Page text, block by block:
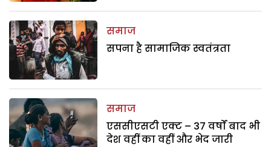
समाज
सपना है सामाजिक स्वतंत्रता
समाज
एससीएसटी एक्ट – 37 वर्षों बाद भी
देश वहीं का वहीं और भेद जारी